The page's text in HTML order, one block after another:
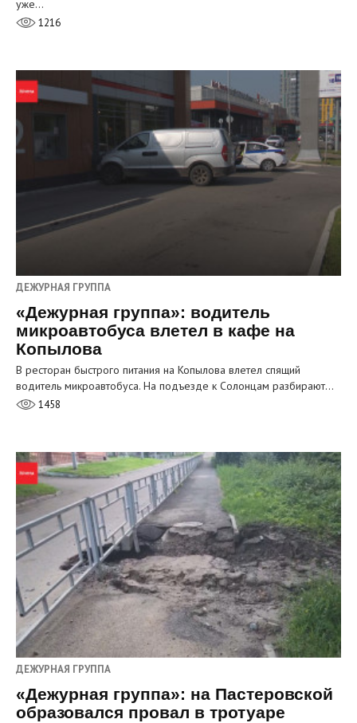
уже…
1216
ДЕЖУРНАЯ ГРУППА
«Дежурная группа»: водитель
микроавтобуса влетел в кафе на
Копылова
В ресторан быстрого питания на Копылова влетел спящий
водитель микроавтобуса. На подъезде к Солонцам разбирают…
1458
ДЕЖУРНАЯ ГРУППА
«Дежурная группа»: на Пастеровской
образовался провал в тротуаре